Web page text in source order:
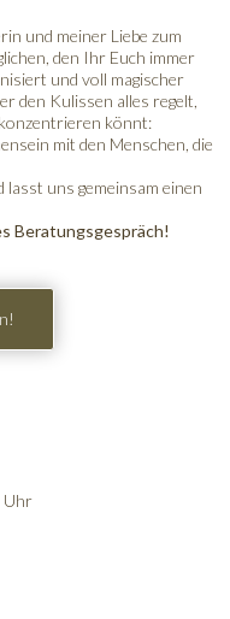
und meiner Liebe zum
den Ihr Euch immer
und voll magischer
den Kulissen alles regelt,
könnt:
mit den Menschen, die
uns gemeinsam einen
Beratungsgespräch!
Uhr